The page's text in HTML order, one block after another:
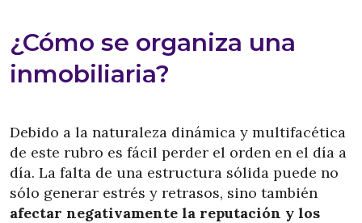
¿Cómo se organiza una
inmobiliaria?
Debido a la naturaleza dinámica y multifacética
de este rubro es fácil perder el orden en el día a
día. La falta de una estructura sólida puede no
sólo generar estrés y retrasos, sino también
afectar negativamente la reputación y los